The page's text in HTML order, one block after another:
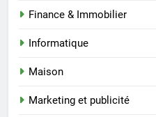
Finance & Immobilier
Informatique
Maison
Marketing et publicité